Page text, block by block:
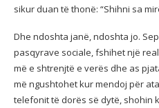
sikur duan të thonë: “Shihni sa
Dhe ndoshta janë, ndoshta jo.
pasqyrave sociale, fshihet një
më e shtrenjtë e verës dhe as
më ngushtohet kur mendoj për
telefonit të dorës së dytë, shohin